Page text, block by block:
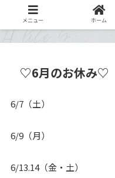
♡6月のお休み♡
6/7（土）
6/9（月）
6/13.14（金・土）
メニュー ホーム